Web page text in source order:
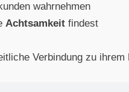
wahrnehmen
Achtsamkeit findest
Verbindung zu ihrem